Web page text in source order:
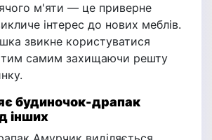
м'яти — це приверне
інтерес до нових меблів.
звикне користуватися
тим самим захищаючи решту
будиночок-драпак
інших